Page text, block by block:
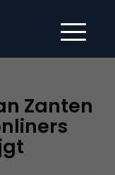
Zanten